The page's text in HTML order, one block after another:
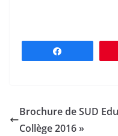
Brochure de SUD
Collège 2016 »